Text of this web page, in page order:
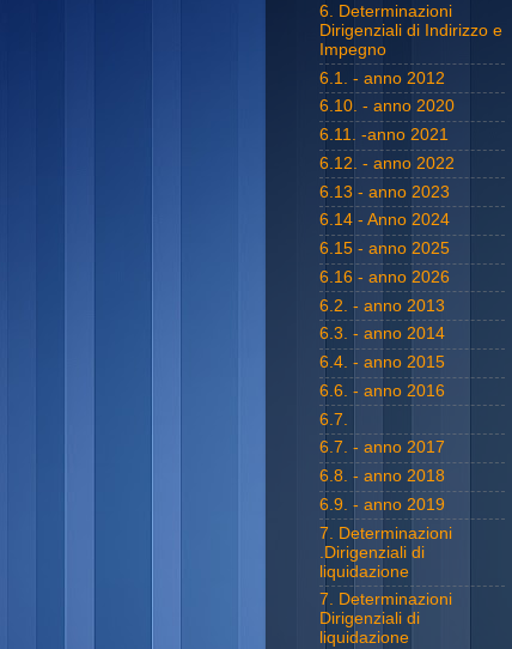
6. Determinazioni
Dirigenziali di Indirizzo e
Impegno
6.1. - anno 2012
6.10. - anno 2020
6.11. -anno 2021
6.12. - anno 2022
6.13 - anno 2023
6.14 - Anno 2024
6.15 - anno 2025
6.16 - anno 2026
6.2. - anno 2013
6.3. - anno 2014
6.4. - anno 2015
6.6. - anno 2016
6.7.
6.7. - anno 2017
6.8. - anno 2018
6.9. - anno 2019
7. Determinazioni
.Dirigenziali di
liquidazione
7. Determinazioni
Dirigenziali di
liquidazione